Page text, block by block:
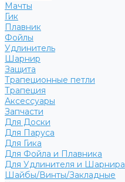
Мачты
Гик
Плавник
Фойлы
Удлинитель
Шарнир
Защита
Трапеционные петли
Трапеция
Аксессуары
Запчасти
Для Доски
Для Паруса
Для Гика
Для Фойла и Плавника
Для Удлинителя и Шарнира
Шайбы/Винты/Закладные